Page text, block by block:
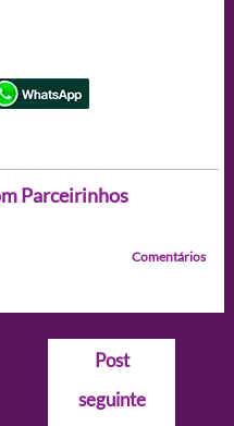
Parceirinhos
Comentários
Post
seguinte